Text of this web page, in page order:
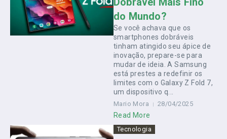
do Mundo?
Se você achava que os
smartphones dobráveis
tinham atingido seu ápice de
inovação, prepare-se para
mudar de ideia. A Samsung
está prestes a redefinir os
limites com o Galaxy Z Fold 7,
um dispositivo q...
Mario Mora 28/04/2025
Read More
Tecnologia